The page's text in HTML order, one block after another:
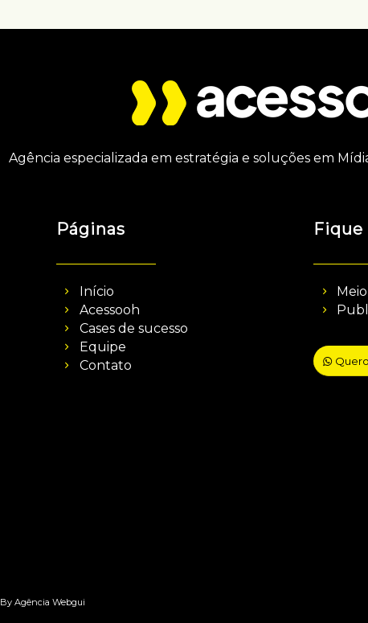
Agência especializada em estratégia e soluções em
Páginas
Início
Acessooh
Cases de sucesso
Equipe
Contato
By Agência Webgui